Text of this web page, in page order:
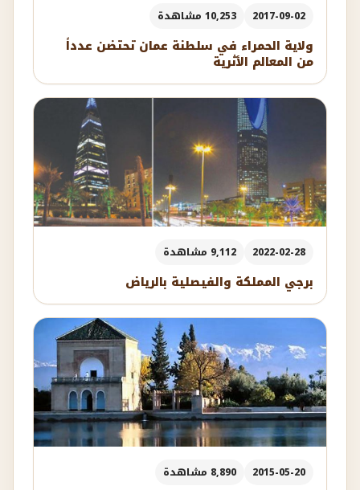
2017-09-02 10,253 مشاهدة
ولاية الحمراء في سلطنة عمان تحتضن عدداً
من المعالم الأثرية
2022-02-28 9,112 مشاهدة
برجي المملكة والفيصلية بالرياض
2015-05-20 8,890 مشاهدة